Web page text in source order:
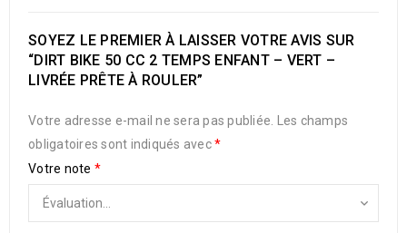
SOYEZ LE PREMIER À LAISSER VOTRE AVIS SUR
“DIRT BIKE 50 CC 2 TEMPS ENFANT – VERT –
LIVRÉE PRÊTE À ROULER”
Votre adresse e-mail ne sera pas publiée.
Les champs
obligatoires sont indiqués avec*
Votre note *